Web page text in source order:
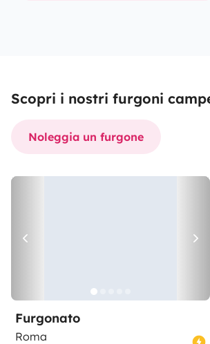
Scopri i nostri furgoni
Noleggia un furgone
Furgonato
Roma